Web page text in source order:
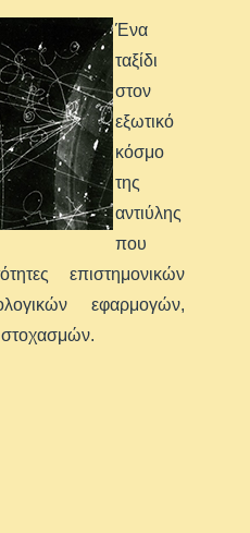
Ένα
ταξίδι
στον
εξωτικό
κόσμο
της
αντιύλης
που
επιστημονικών
εφαρμογών,
στοχασμών.